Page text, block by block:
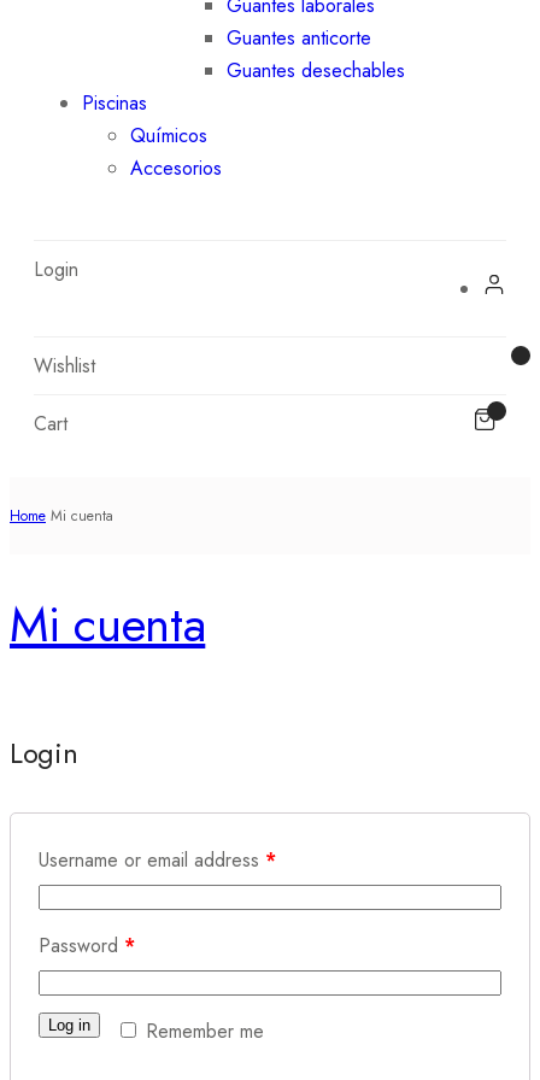
Guantes anticorte
Guantes desechables
Piscinas
Químicos
Accesorios
Login
Wishlist
Cart
Home Mi cuenta
Mi cuenta
Login
Username or email address *
Password *
Remember me
Log in